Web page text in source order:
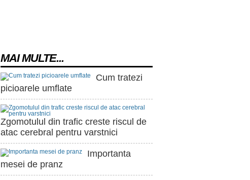
MAI MULTE...
Cum tratezi
picioarele umflate
Zgomotulul din trafic creste riscul de
atac cerebral pentru varstnici
Importanta
mesei de pranz